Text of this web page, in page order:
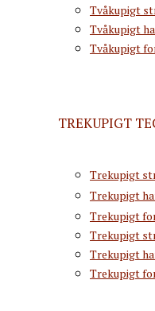
Tvåkupigt
Tvåkupigt
Tvåkupigt
TREKUPIGT
Trekupigt
Trekupigt
Trekupigt
Trekupigt
Trekupigt
Trekupigt